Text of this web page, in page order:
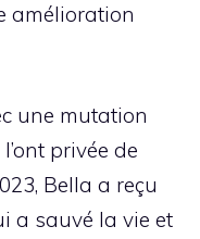
amélioration
une mutation
privée de
Bella a reçu
a sauvé la vie et